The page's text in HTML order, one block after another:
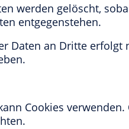
werden gelöscht,
entgegenstehen.
Daten an Dritte
Cookies